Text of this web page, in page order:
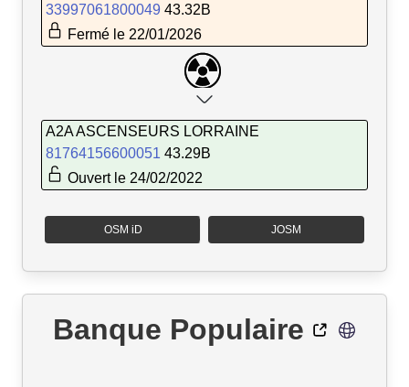
33997061800049 43.32B
Fermé le 22/01/2026
A2A ASCENSEURS LORRAINE
81764156600051 43.29B
Ouvert le 24/02/2022
OSM iD JOSM
Banque Populaire